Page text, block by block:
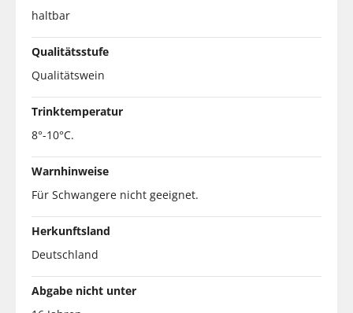
haltbar
Qualitätsstufe
Qualitätswein
Trinktemperatur
8°-10°C.
Warnhinweise
Für Schwangere nicht geeignet.
Herkunftsland
Deutschland
Abgabe nicht unter